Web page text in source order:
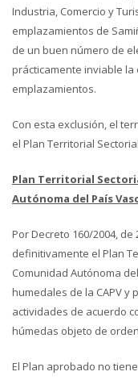
Industria, Comercio y
emplazamientos de
de un buen número de
prácticamente inviable
emplazamientos.
Con esta exclusión, el
el Plan Territorial
Plan Territorial
Autónoma del País
Por Decreto 160/2004,
definitivamente el Plan
Comunidad Autónoma
humedales de la CAPV
actividades de acuerdo
húmedas objeto de
El Plan aprobado no